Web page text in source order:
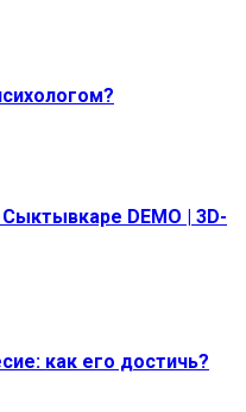
DEMO | 3D-
как его достичь?